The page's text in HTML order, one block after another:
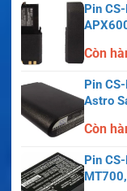
Pin
Còn
Pin
Astro
Còn
Pin